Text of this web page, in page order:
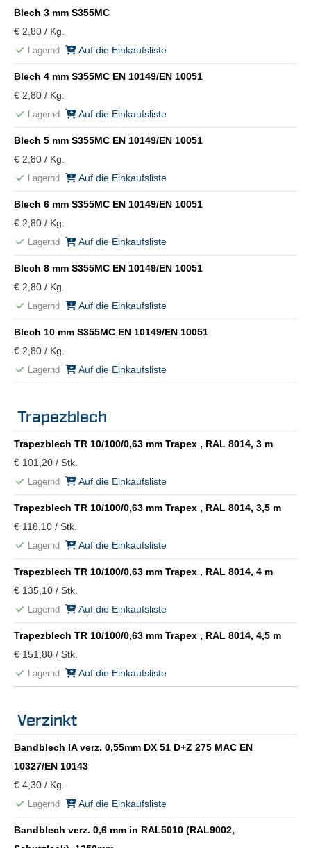
Blech 3 mm S355MC
€ 2,80 / Kg.
Lagernd Auf die Einkaufsliste
Blech 4 mm S355MC EN 10149/EN 10051
€ 2,80 / Kg.
Lagernd Auf die Einkaufsliste
Blech 5 mm S355MC EN 10149/EN 10051
€ 2,80 / Kg.
Lagernd Auf die Einkaufsliste
Blech 6 mm S355MC EN 10149/EN 10051
€ 2,80 / Kg.
Lagernd Auf die Einkaufsliste
Blech 8 mm S355MC EN 10149/EN 10051
€ 2,80 / Kg.
Lagernd Auf die Einkaufsliste
Blech 10 mm S355MC EN 10149/EN 10051
€ 2,80 / Kg.
Lagernd Auf die Einkaufsliste
Trapezblech
Trapezblech TR 10/100/0,63 mm Trapex , RAL 8014, 3 m
€ 101,20 / Stk.
Lagernd Auf die Einkaufsliste
Trapezblech TR 10/100/0,63 mm Trapex , RAL 8014, 3,5 m
€ 118,10 / Stk.
Lagernd Auf die Einkaufsliste
Trapezblech TR 10/100/0,63 mm Trapex , RAL 8014, 4 m
€ 135,10 / Stk.
Lagernd Auf die Einkaufsliste
Trapezblech TR 10/100/0,63 mm Trapex , RAL 8014, 4,5 m
€ 151,80 / Stk.
Lagernd Auf die Einkaufsliste
Verzinkt
Bandblech IA verz. 0,55mm DX 51 D+Z 275 MAC EN
10327/EN 10143
€ 4,30 / Kg.
Lagernd Auf die Einkaufsliste
Bandblech verz. 0,6 mm in RAL5010 (RAL9002,